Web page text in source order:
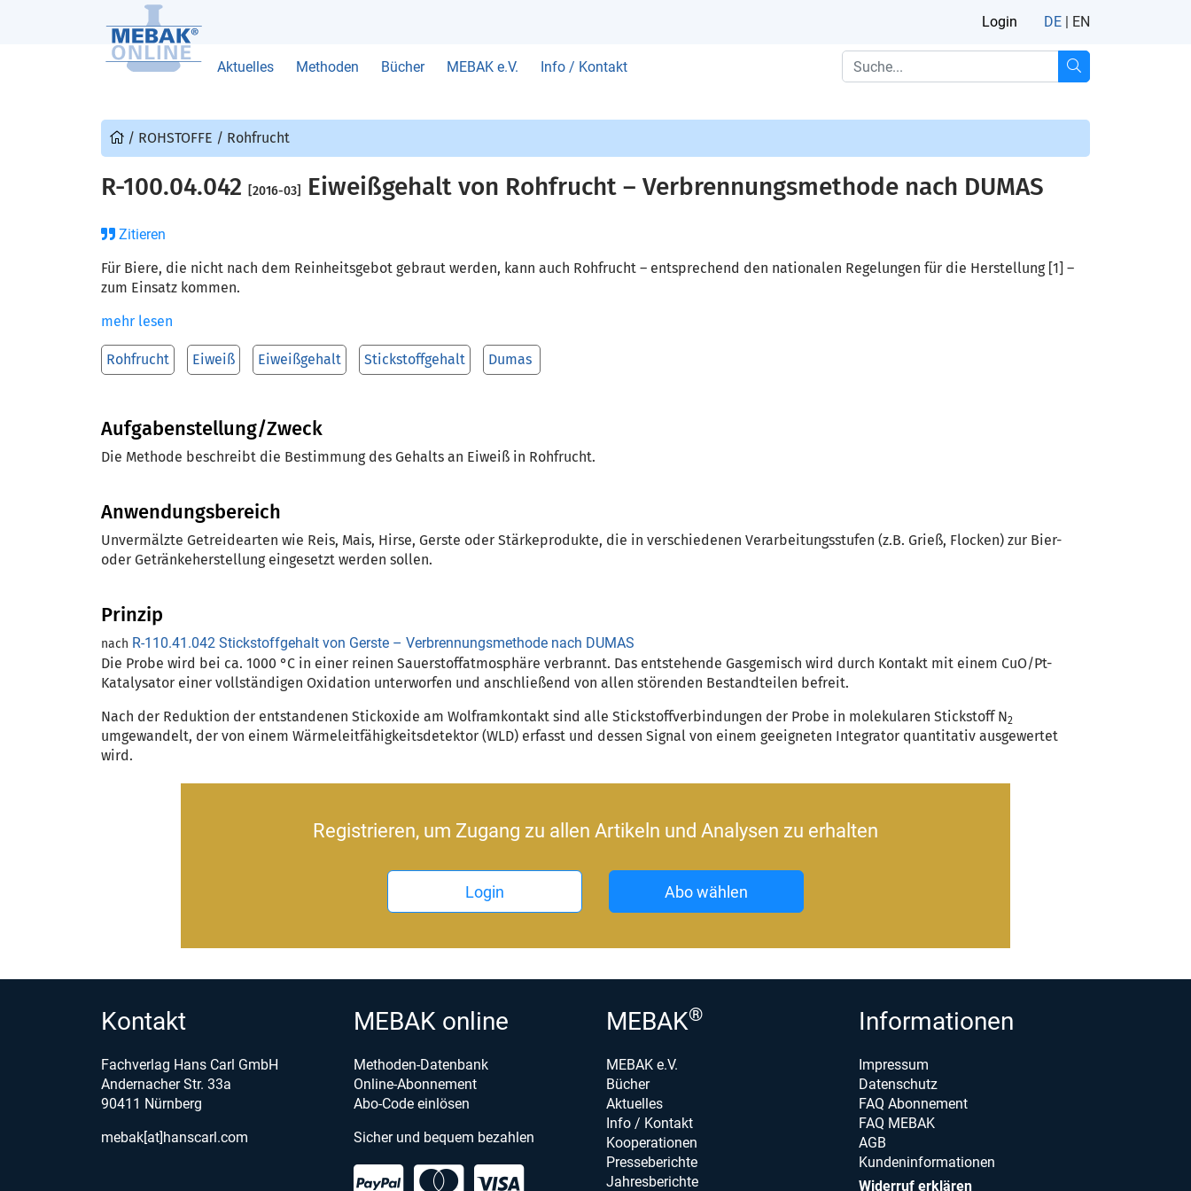
Login DE | EN
Aktuelles Methoden Bücher MEBAK e.V. Info / Kontakt
/ ROHSTOFFE / Rohfrucht
R-100.04.042 [2016-03] Eiweißgehalt von Rohfrucht – Verbrennungsmethode nach DUMAS
Zitieren
Für Biere, die nicht nach dem Reinheitsgebot gebraut werden, kann auch Rohfrucht – entsprechend den nationalen Regelungen für die Herstellung [1] –
zum Einsatz kommen.
mehr lesen
Rohfrucht Eiweiß Eiweißgehalt Stickstoffgehalt Dumas
Aufgabenstellung/Zweck
Die Methode beschreibt die Bestimmung des Gehalts an Eiweiß in Rohfrucht.
Anwendungsbereich
Unvermälzte Getreidearten wie Reis, Mais, Hirse, Gerste oder Stärkeprodukte, die in verschiedenen Verarbeitungsstufen (z.B. Grieß, Flocken) zur Bier-
oder Getränkeherstellung eingesetzt werden sollen.
Prinzip
nach R-110.41.042 Stickstoffgehalt von Gerste – Verbrennungsmethode nach DUMAS
Die Probe wird bei ca. 1000 °C in einer reinen Sauerstoffatmosphäre verbrannt. Das entstehende Gasgemisch wird durch Kontakt mit einem CuO/Pt-
Katalysator einer vollständigen Oxidation unterworfen und anschließend von allen störenden Bestandteilen befreit.
Nach der Reduktion der entstandenen Stickoxide am Wolframkontakt sind alle Stickstoffverbindungen der Probe in molekularen Stickstoff N2
umgewandelt, der von einem Wärmeleitfähigkeitsdetektor (WLD) erfasst und dessen Signal von einem geeigneten Integrator quantitativ ausgewertet
wird.
Registrieren, um Zugang zu allen Artikeln und Analysen zu erhalten
Login Abo wählen
Kontakt
Fachverlag Hans Carl GmbH
Andernacher Str. 33a
90411 Nürnberg
mebak[at]hanscarl.com
MEBAK online
Methoden-Datenbank
Online-Abonnement
Abo-Code einlösen
Sicher und bequem bezahlen
MEBAK®
MEBAK e.V.
Bücher
Aktuelles
Info / Kontakt
Kooperationen
Presseberichte
Jahresberichte
Informationen
Impressum
Datenschutz
FAQ Abonnement
FAQ MEBAK
AGB
Kundeninformationen
Widerruf erklären